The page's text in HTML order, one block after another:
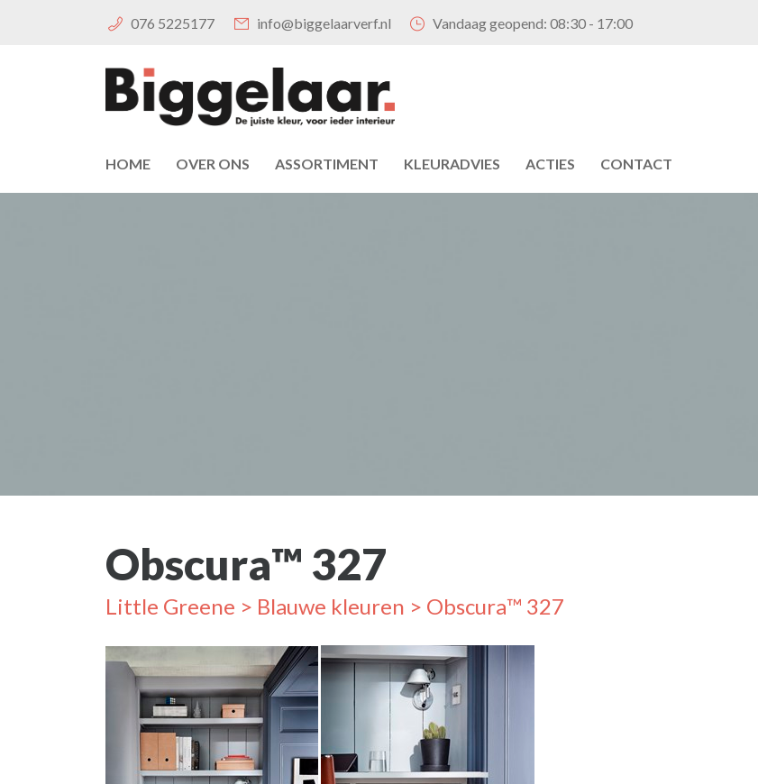
076 5225177 info@biggelaarverf.nl Vandaag geopend:08:30 - 17:00
HOME OVER ONS ASSORTIMENT KLEURADVIES ACTIES CONTACT
Obscura™️ 327
Little Greene > Blauwe kleuren > Obscura™️ 327